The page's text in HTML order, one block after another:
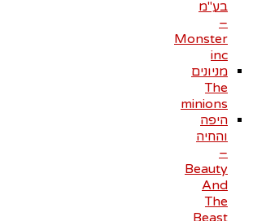
בע"מ
–
Monster
inc
מניונים
The
minions
היפה
והחיה
–
Beauty
And
The
Beast